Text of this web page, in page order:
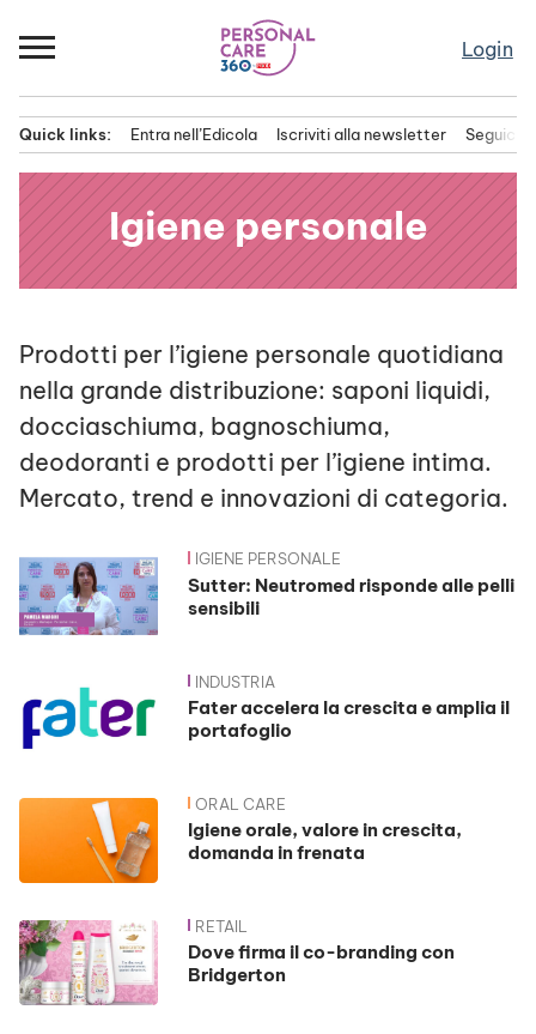
al
Login
principale
Quick links: Entra nell’Edicola Iscriviti alla newsletter Seguici
Igiene personale
Prodotti per l’igiene personale quotidiana
nella grande distribuzione: saponi liquidi,
docciaschiuma, bagnoschiuma,
deodoranti e prodotti per l’igiene intima.
Mercato, trend e innovazioni di categoria.
News IGIENE PERSONALE
Sutter: Neutromed risponde alle pelli
sensibili
INDUSTRIA
Fater accelera la crescita e amplia il
portafoglio
ORAL CARE
Igiene orale, valore in crescita,
domanda in frenata
RETAIL
Dove firma il co-branding con
Bridgerton